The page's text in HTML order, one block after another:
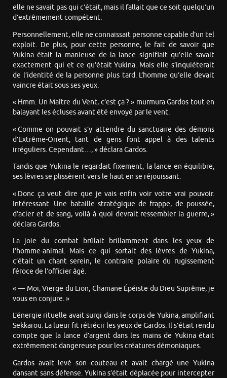
elle ne savait pas qui c’était, mais il fallait que ce soit quelqu’un
d’extrêmement compétent.
Personnellement, elle ne connaissait personne capable d’un tel
exploit. De plus, pour cette personne, le fait de savoir que
Yukina était la manieuse de la lance signifiait qu’elle savait
exactement qui et ce qu’était Yukina. Mais elle s’inquiéterait
de l’identité de la personne plus tard. L’homme qu’elle devait
vaincre était sous ses yeux.
« Hmm. Un Maître du Vent, c’est ça ? » murmura Gardos tout en
balayant les écluses avant été envoyé par le vent.
« Comme on pouvait s’y attendre du sanctuaire des démons
d’Extrême-Orient, tant de gens font appel à des talents
irréguliers. Cependant…, » déclara Gardos.
Tandis que Yukina le regardait fixement, la lance en équilibre,
ses lèvres se plissèrent vers le haut en se réjouissant.
« Donc ça veut dire que je vais enfin voir votre vrai pouvoir.
Intéressant. Une bataille stratégique de frappe, de poussée,
d’acier et de sang, voilà à quoi devrait ressembler la guerre, »
déclara Gardos.
La joie du combat brûlait brillamment dans les yeux de
l’homme-animal. Mais ce qui sortait des lèvres de Yukina,
c’était un chant serein, le contraire polaire du rugissement
féroce de l’officier âgé.
« — Moi, Vierge du Lion, Chamane Épéiste du Dieu Suprême, je
vous en conjure. »
L’énergie rituelle avait surgi dans le corps de Yukina, amplifiant
Sekkarou. La lueur fit rétrécir les yeux de Gardos. Il s’était rendu
compte que la lance d’argent dans les mains de Yukina était
extrêmement dangereuse pour les créatures démoniaques.
Gardos avait levé son couteau et avait chargé une Yukina
dansant sans défense. Yukina s’était déplacée pour intercepter